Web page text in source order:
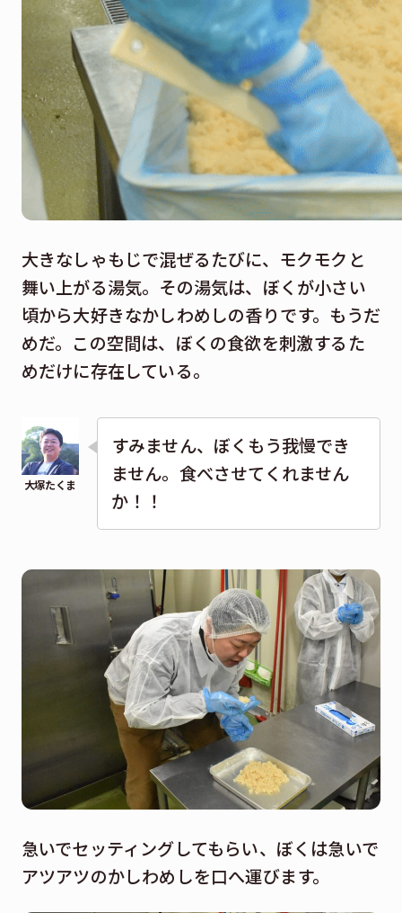
大きなしゃもじで混ぜるたびに、モクモクと
舞い上がる湯気。その湯気は、ぼくが小さい
頃から大好きなかしわめしの香りです。もうだ
めだ。この空間は、ぼくの食欲を刺激するた
めだけに存在している。
すみません、ぼくもう我慢でき
ません。食べさせてくれません
か！！
急いでセッティングしてもらい、ぼくは急いで
アツアツのかしわめしを口へ運びます。